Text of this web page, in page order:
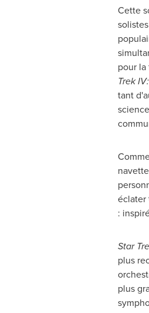
Cette
pour
Trek
tant
éclater
:
Star
plus
plus